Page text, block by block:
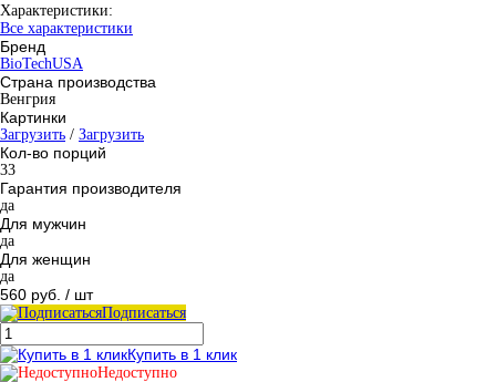
Характеристики:
Все характеристики
Бренд
BioTechUSA
Страна производства
Венгрия
Картинки
Загрузить / Загрузить
Кол-во порций
33
Гарантия производителя
да
Для мужчин
да
Для женщин
да
560 руб. / шт
Подписаться
Купить в 1 клик
Недоступно